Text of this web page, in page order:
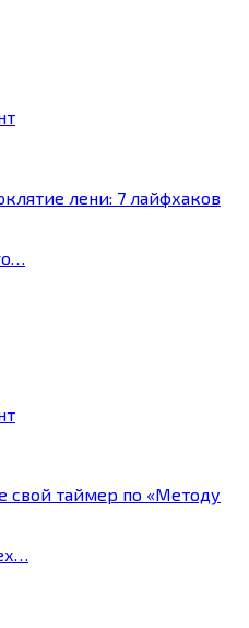
лени: 7 лайфхаков
свой таймер по «Методу